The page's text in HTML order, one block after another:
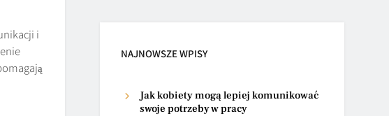
i
NAJNOWSZE WPISY
Jak kobiety mogą lepiej komunikować
swoje potrzeby w pracy